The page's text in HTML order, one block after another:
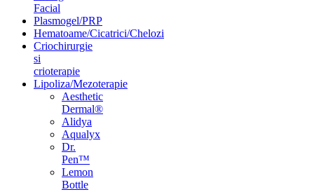
Facial
Plasmogel/PRP
Hematoame/Cicatrici/Chelozi
Criochirurgie
si
crioterapie
Lipoliza/Mezoterapie
Aesthetic
Dermal®
Alidya
Aqualyx
Dr.
Pen™
Lemon
Bottle